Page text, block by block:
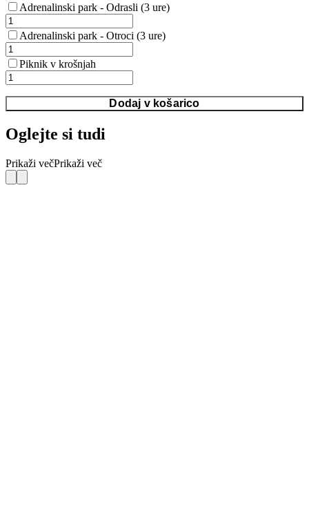
Adrenalinski park - Odrasli (3 ure)
Adrenalinski park - Otroci (3 ure)
Piknik v krošnjah
Dodaj v košarico
Oglejte si tudi
Prikaži večPrikaži več